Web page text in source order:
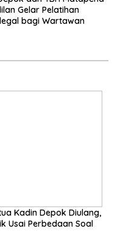
Gelar Pelatihan
bagi Wartawan
Kadin Depok Diulang,
Usai Perbedaan Soal